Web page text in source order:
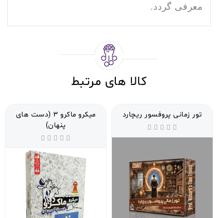
معرفی گردد.
کالا های مرتبط
میکرو ماکرو 3 (دست های
پنهان)
تور زمانی پروفسور ریچارد